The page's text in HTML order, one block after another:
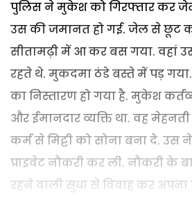
पुलिस ने मुकेश को गिरफ्तार कर
उस की जमानत हो गई. जेल से छूट
सीतामढ़ी में आ कर बस गया. वहां
रहते थे. मुकदमा ठंडे बस्ते में पड़
का निस्तारण हो गया है. मुकेश
और ईमानदार व्यक्ति था. वह
कर्म से मिट्टी को सोना बना दे. उस
प्राइवेट नौकरी कर ली. नौकरी के
रहने वाली सुधा से विवाह कर अपना